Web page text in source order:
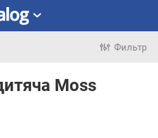
Фильтр
Moss